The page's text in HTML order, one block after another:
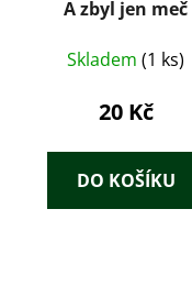
A zbyl jen meč
Skladem (1 ks)
20 Kč
DO KOŠÍKU